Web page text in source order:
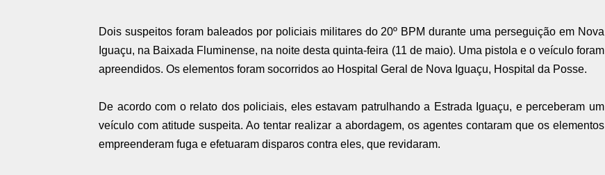
Dois suspeitos foram baleados por policiais militares do 20º BPM durante uma perseguição em Nova
Iguaçu, na Baixada Fluminense, na noite desta quinta-feira (11 de maio). Uma pistola e o veículo foram
apreendidos. Os elementos foram socorridos ao Hospital Geral de Nova Iguaçu, Hospital da Posse.
De acordo com o relato dos policiais, eles estavam patrulhando a Estrada Iguaçu, e perceberam um
veículo com atitude suspeita. Ao tentar realizar a abordagem, os agentes contaram que os elementos
empreenderam fuga e efetuaram disparos contra eles, que revidaram.